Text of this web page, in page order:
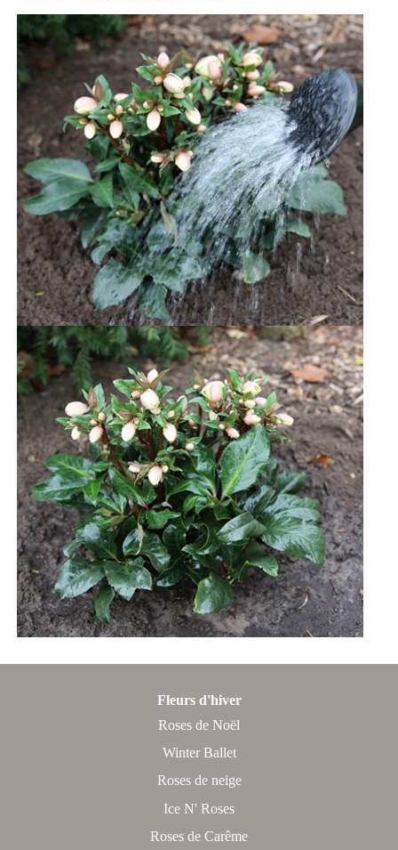
Fleurs d'hiver
Roses de Noël
Winter Ballet
Roses de neige
Ice N' Roses
Roses de Carême